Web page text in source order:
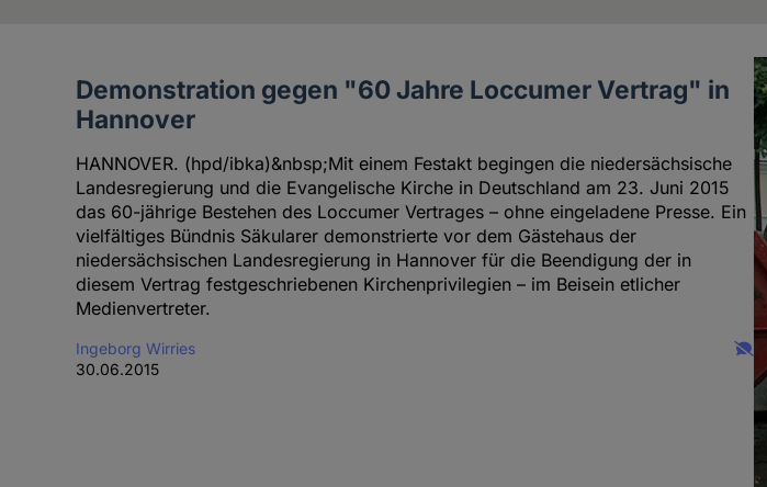
Artikel
Demonstration gegen "60 Jahre Loccumer Vertrag" in
Hannover
HANNOVER. (hpd/ibka)&nbsp;Mit einem Festakt begingen die niedersächsische
Landesregierung und die Evangelische Kirche in Deutschland am 23. Juni 2015
das 60-jährige Bestehen des Loccumer Vertrages – ohne eingeladene Presse. Ein
vielfältiges Bündnis Säkularer demonstrierte vor dem Gästehaus der
niedersächsischen Landesregierung in Hannover für die Beendigung der in
diesem Vertrag festgeschriebenen Kirchenprivilegien – im Beisein etlicher
Medienvertreter.
Ingeborg Wirries
30.06.2015